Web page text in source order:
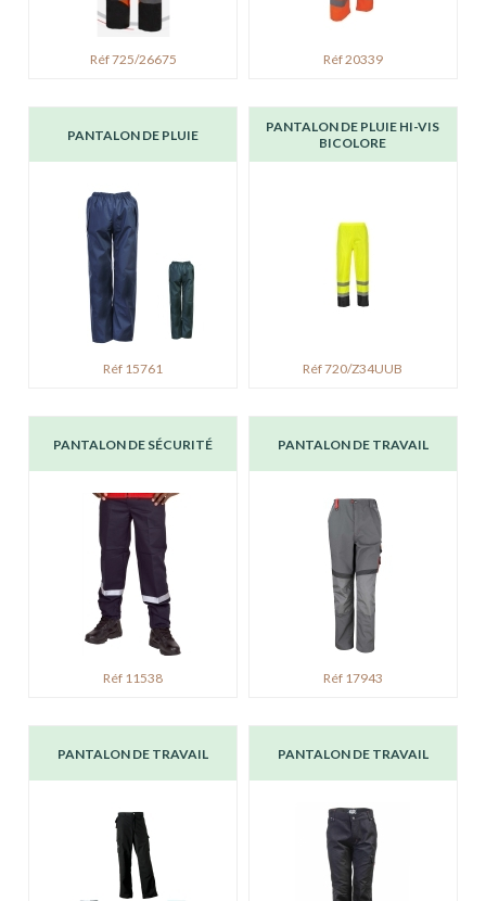
Réf 725/26675 Réf 20339
PANTALON DE PLUIE
Réf 15761
PANTALON DE PLUIE HI-VIS
BICOLORE
Réf 720/Z34UUB
PANTALON DE SÉCURITÉ
Réf 11538
PANTALON DE TRAVAIL
Réf 17943
PANTALON DE TRAVAIL PANTALON DE TRAVAIL